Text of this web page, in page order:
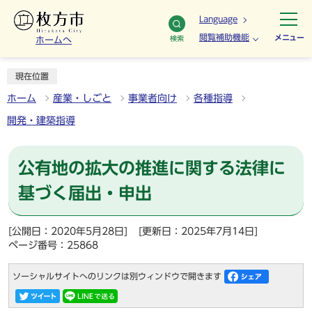
ホームへ 検索
Language
閲覧補助機能 メニュー
現在位置
ホーム 産業・しごと 事業者向け 各種指導
開発・建築指導
公有地の拡大の推進に関する法律に
基づく届出・申出
[公開日：2020年5月28日]
[更新日：2025年7月14日]
ページ番号：25868
ソーシャルサイトへのリンクは別ウィンドウで開きます